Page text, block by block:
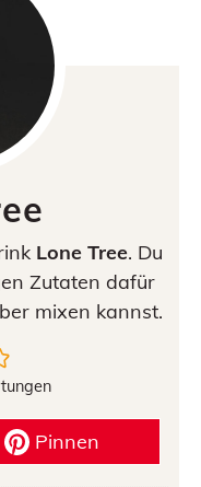
Lone Tree. Du
Zutaten dafür
mixen kannst.
Pinnen